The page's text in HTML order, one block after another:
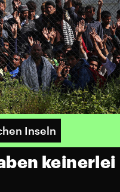
Inseln
keinerlei